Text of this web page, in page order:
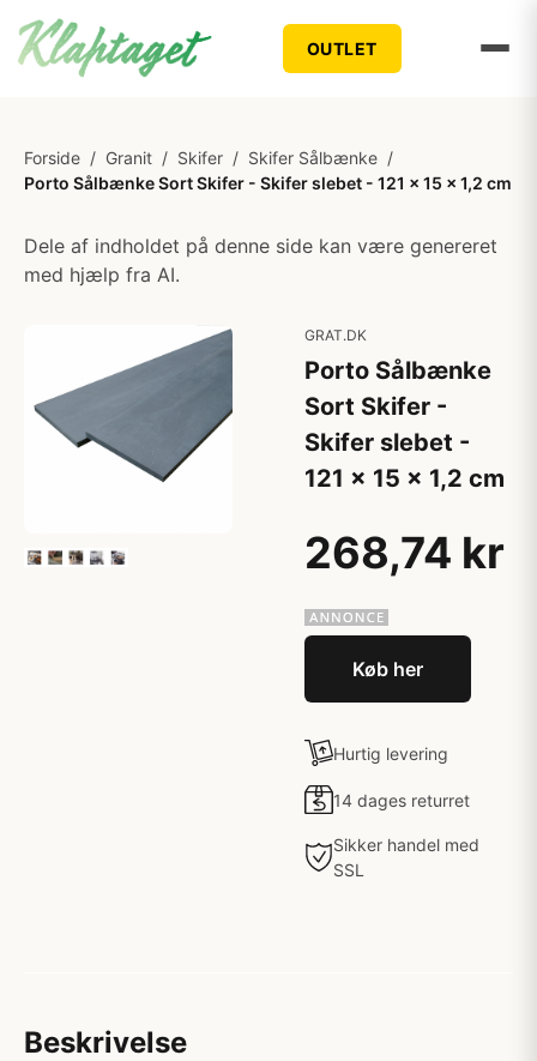
OUTLET
Forside / Granit / Skifer / Skifer Sålbænke /
Porto Sålbænke Sort Skifer - Skifer slebet - 121 x 15 x 1,2 cm
Dele af indholdet på denne side kan være genereret
med hjælp fra AI.
GRAT.DK
Porto Sålbænke
Sort Skifer -
Skifer slebet -
121 x 15 x 1,2 cm
268,74 kr
Køb her
Hurtig levering
14 dages returret
Sikker handel med
SSL
Beskrivelse